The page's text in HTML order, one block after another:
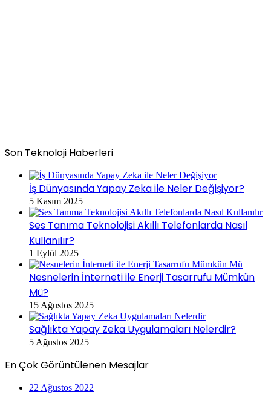
Son Teknoloji Haberleri
İş Dünyasında Yapay Zeka ile Neler Değişiyor?
5 Kasım 2025
Ses Tanıma Teknolojisi Akıllı Telefonlarda Nasıl
Kullanılır?
1 Eylül 2025
Nesnelerin İnterneti ile Enerji Tasarrufu Mümkün
Mü?
15 Ağustos 2025
Sağlıkta Yapay Zeka Uygulamaları Nelerdir?
5 Ağustos 2025
En Çok Görüntülenen Mesajlar
22 Ağustos 2022